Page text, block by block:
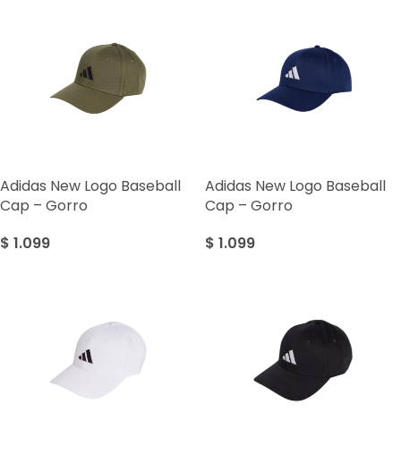
Adidas New Logo Baseball
Cap – Gorro
$ 1.099
Adidas New Logo Baseball
Cap – Gorro
$ 1.099